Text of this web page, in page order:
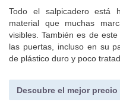
Todo el salpicadero está
material que muchas
visibles. También es de
las puertas, incluso en su
de plástico duro y poco
Descubre el mejor